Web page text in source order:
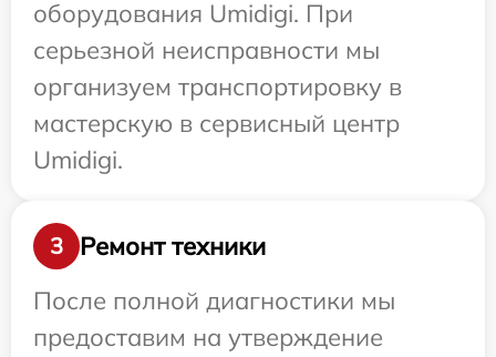
оборудования Umidigi. При
серьезной неисправности мы
организуем транспортировку в
мастерскую в сервисный центр
Umidigi.
3
Ремонт техники
После полной диагностики мы
предоставим на утверждение